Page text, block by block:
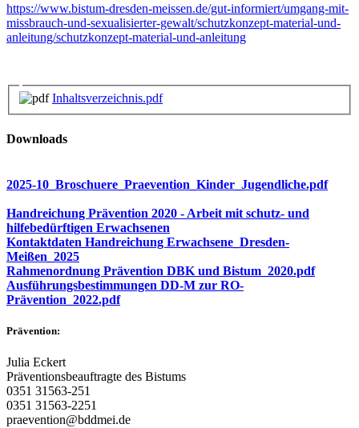
https://www.bistum-dresden-meissen.de/gut-informiert/umgang-mit-
missbrauch-und-sexualisierter-gewalt/schutzkonzept-material-und-
anleitung/schutzkonzept-material-und-anleitung
Inhaltsverzeichnis.pdf
Downloads
2025-10_Broschuere_Praevention_Kinder_Jugendliche.pdf
Handreichung Prävention 2020 - Arbeit mit schutz- und
hilfebedürftigen Erwachsenen
Kontaktdaten Handreichung Erwachsene_Dresden-
Meißen_2025
Rahmenordnung Prävention DBK und Bistum_2020.pdf
Ausführungsbestimmungen DD-M zur RO-
Prävention_2022.pdf
Prävention:
Julia Eckert
Präventionsbeauftragte des Bistums
0351 31563-251
0351 31563-2251
praevention@bddmei.de